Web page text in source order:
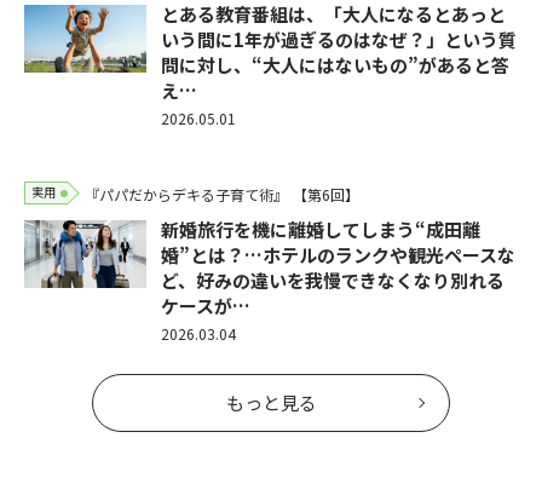
とある教育番組は、「大人になるとあっと
いう間に1年が過ぎるのはなぜ？」という質
問に対し、“大人にはないもの”があると答
え…
2026.05.01
実用 『パパだからデキる子育て術』 【第6回】
新婚旅行を機に離婚してしまう“成田離
婚”とは？…ホテルのランクや観光ペースな
ど、好みの違いを我慢できなくなり別れる
ケースが…
2026.03.04
もっと見る